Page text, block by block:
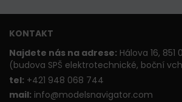
KONTAKT
Najdete nás na adrese: Hálova 16, 851
(budova SPŠ elektrotechnické, boční
tel: +421 948 068 744
mail: info@modelsnavigator.com